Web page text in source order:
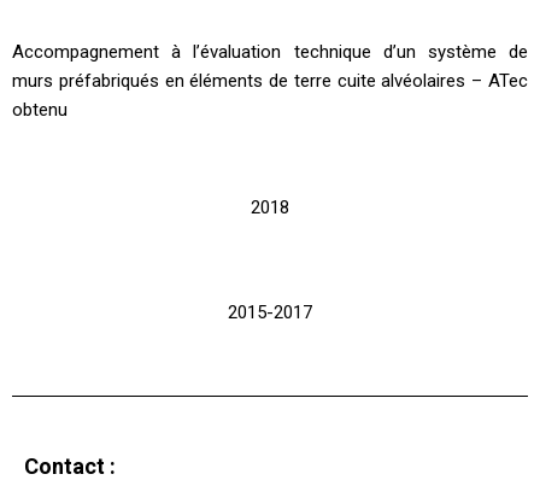
Accompagnement à l’évaluation technique d’un système de
murs préfabriqués en éléments de terre cuite alvéolaires – ATec
obtenu
2018
2015-2017
Contact :